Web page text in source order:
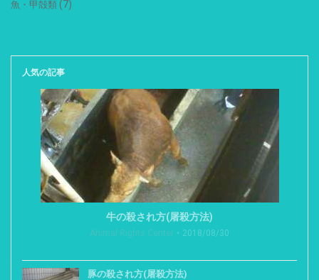
魚・甲殻類 (7)
人気の記事
牛の殺され方(屠殺方法)
Animal Rights Center 2018/08/30
豚の殺され方(屠殺方法)